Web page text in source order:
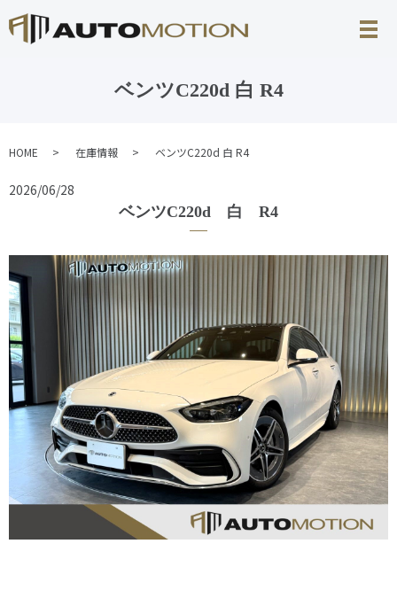
ベンツC220d 白 R4
HOME 在庫情報 ベンツC220d 白 R4
2026/06/28
ベンツC220d 白 R4